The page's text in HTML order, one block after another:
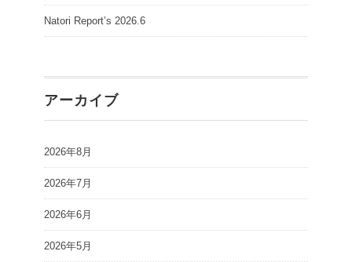
Natori Report’s 2026.6
アーカイブ
2026年8月
2026年7月
2026年6月
2026年5月